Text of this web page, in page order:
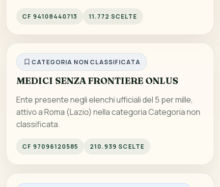
CF 94108440713 11.772 SCELTE
CATEGORIA NON CLASSIFICATA
MEDICI SENZA FRONTIERE ONLUS
Ente presente negli elenchi ufficiali del 5 per mille,
attivo a Roma (Lazio) nella categoria Categoria non
classificata.
CF 97096120585 210.939 SCELTE